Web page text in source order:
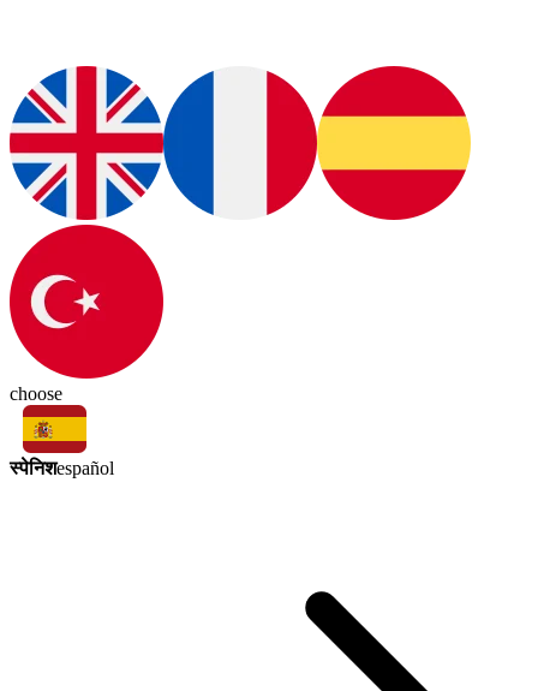
choose
स्पेनिशespañol